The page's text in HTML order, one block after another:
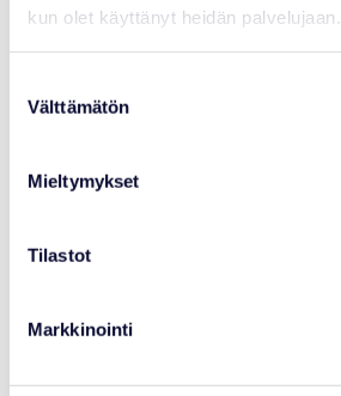
kun olet käyttänyt heidän palvelujaan.
valinta
Välttämätön
Mieltymykset
Tilastot
Markkinointi
04.08.2026